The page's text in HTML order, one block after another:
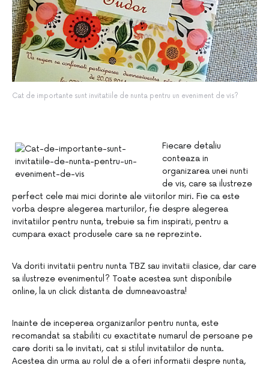
Cat de importante sunt invitatiile de nunta pentru un eveniment de vis?
Fiecare detaliu
conteaza in
organizarea unei nunti
de vis, care sa ilustreze
perfect cele mai mici dorinte ale viitorilor miri. Fie ca este
vorba despre alegerea marturiilor, fie despre alegerea
invitatiilor pentru nunta, trebuie sa fim inspirati, pentru a
cumpara exact produsele care sa ne reprezinte.
Va doriti invitatii pentru nunta TBZ sau invitatii clasice, dar care
sa ilustreze evenimentul? Toate acestea sunt disponibile
online, la un click distanta de dumneavoastra!
Inainte de inceperea organizarilor pentru nunta, este
recomandat sa stabiliti cu exactitate numarul de persoane pe
care doriti sa le invitati, cat si stilul invitatiilor de nunta.
Acestea din urma au rolul de a oferi informatii despre nunta,